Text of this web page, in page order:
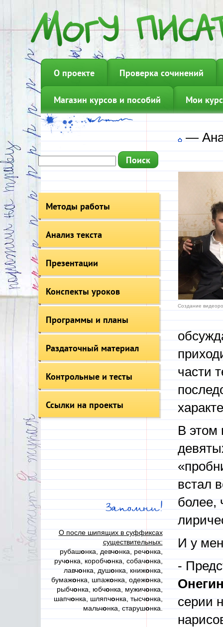
О проекте Проверка сочинений
Магазин курсов и пособий Мои
Методы работы
Анализ текста
Презентации
Конспекты уроков
Программы и планы
Раздаточный материал
Контрольные и тесты
Ссылки на проекты
Запомни!
О после шипящих в суффиксах
существительных:
рубашонка, девчонка, речонка,
ручонка, коробчонка, собачонка,
лавчонка, душонка, книжонка,
бумажонка, шпажонка, одежонка,
рыбчонка, юбчонка, мужичонка,
шапчонка, шляпчонка, тысчонка,
мальчонка, старушонка.
—
Создание
части
В этом
встал
более,
И у
-
серии